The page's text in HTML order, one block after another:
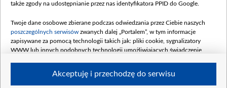
także zgody na udostępnianie przez nas identyfikatora PPID do Google.
Twoje dane osobowe zbierane podczas odwiedzania przez Ciebie naszych
poszczególnych serwisów zwanych dalej „Portalem”, w tym informacje
zapisywane za pomocą technologii takich jak: pliki cookie, sygnalizatory
WWW lub innych podobnych technologii umożliwiających świadczenie
Akceptuję i przechodzę do serwisu